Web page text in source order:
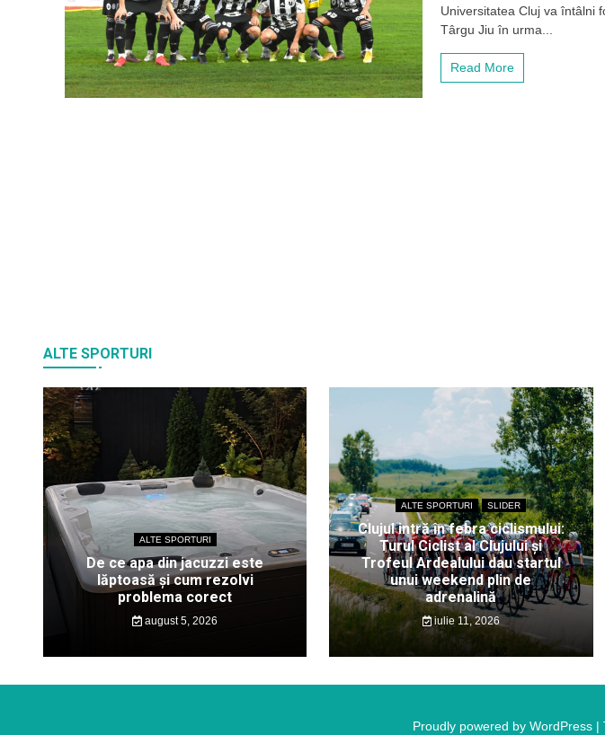
Universitatea Cluj va întâlni
Târgu Jiu în urma...
Read More
ALTE SPORTURI
ALTE SPORTURI
De ce apa din jacuzzi este
lăptoasă și cum rezolvi
problema corect
august 5, 2026
ALTE SPORTURI SLIDER
Clujul intră în febra ciclismului:
Turul Ciclist al Clujului și
Trofeul Ardealului dau startul
unui weekend plin de
adrenalină
iulie 11, 2026
Proudly powered by WordPress |